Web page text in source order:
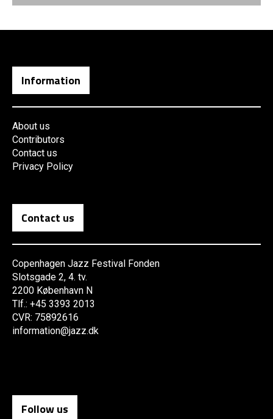
Information
About us
Contributors
Contact us
Privacy Policy
Contact us
Copenhagen Jazz Festival Fonden
Slotsgade 2, 4. tv.
2200 København N
Tlf.: +45 3393 2013
CVR: 75892616
information@jazz.dk
Follow us